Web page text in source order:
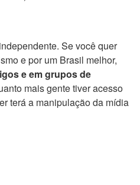
Se você quer
e por um Brasil melhor,
e em grupos de
mais gente tiver acesso
terá a manipulação da mídia